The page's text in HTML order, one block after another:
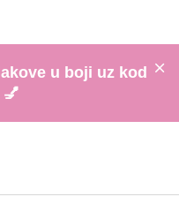
u boji uz kod